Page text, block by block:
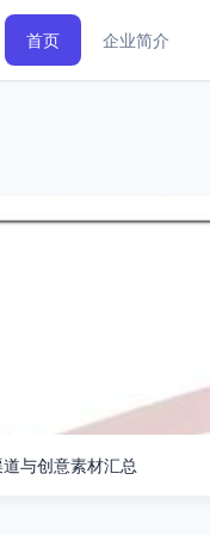
首页 企业简介
与创意素材汇总